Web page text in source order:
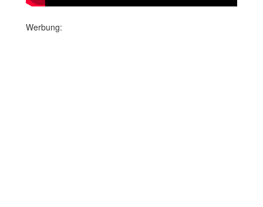
Werbung: